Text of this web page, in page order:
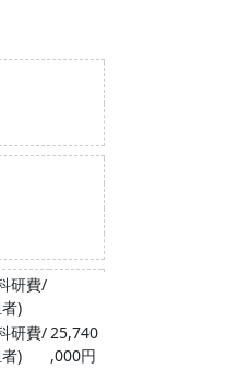
研費/
)
研費/
)
25,740
,000円